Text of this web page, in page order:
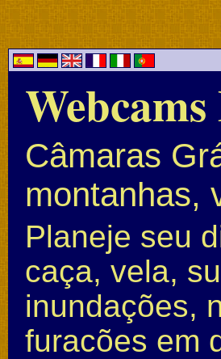
Câmaras
montanhas,
Planeje seu
caça, vela,
inundações,
furacões em